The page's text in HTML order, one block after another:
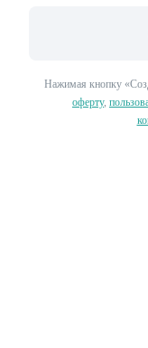
Нажимая кнопку
оферту,